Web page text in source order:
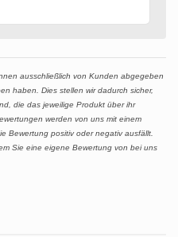
ausschließlich von Kunden abgegeben
haben. Dies stellen wir dadurch sicher,
die das jeweilige Produkt über ihr
werden von uns mit einem
Bewertung positiv oder negativ ausfällt.
Sie eine eigene Bewertung von bei uns